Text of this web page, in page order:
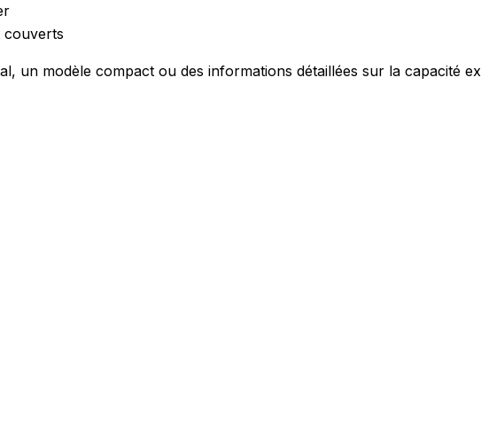
couverts
un modèle compact ou des informations détaillées sur la capacité